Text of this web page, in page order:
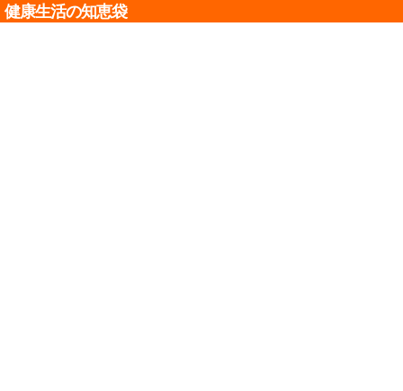
健康生活の知恵袋